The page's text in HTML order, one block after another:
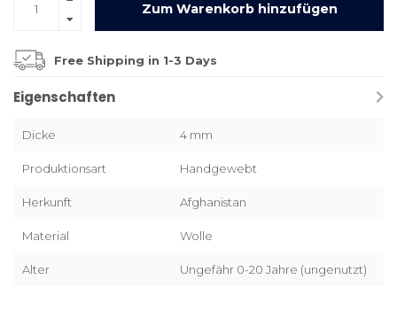
Zum Warenkorb hinzufügen
Free Shipping in 1-3 Days
Eigenschaften
Dicke 4 mm
Produktionsart Handgewebt
Herkunft Afghanistan
Material Wolle
Alter Ungefähr 0-20 Jahre (ungenutzt)